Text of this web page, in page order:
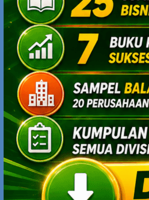
Cara Dapat Cuan dari Platform X:
Jadi Mesin Uang
SEARCH
PRODUK ONLINE